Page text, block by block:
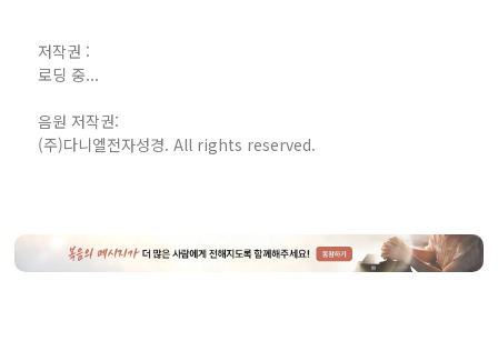
저작권 :
로딩 중...
음원 저작권:
(주)다니엘전자성경. All rights reserved.